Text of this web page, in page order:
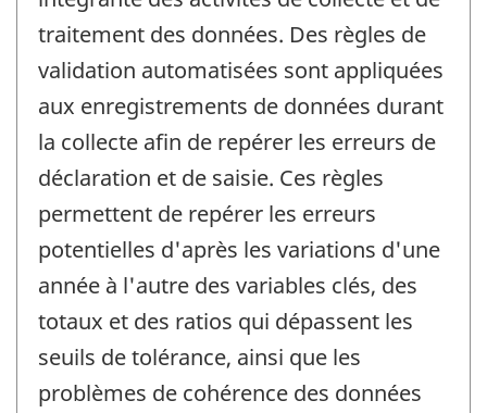
traitement des données. Des règles de
validation automatisées sont appliquées
aux enregistrements de données durant
la collecte afin de repérer les erreurs de
déclaration et de saisie. Ces règles
permettent de repérer les erreurs
potentielles d'après les variations d'une
année à l'autre des variables clés, des
totaux et des ratios qui dépassent les
seuils de tolérance, ainsi que les
problèmes de cohérence des données